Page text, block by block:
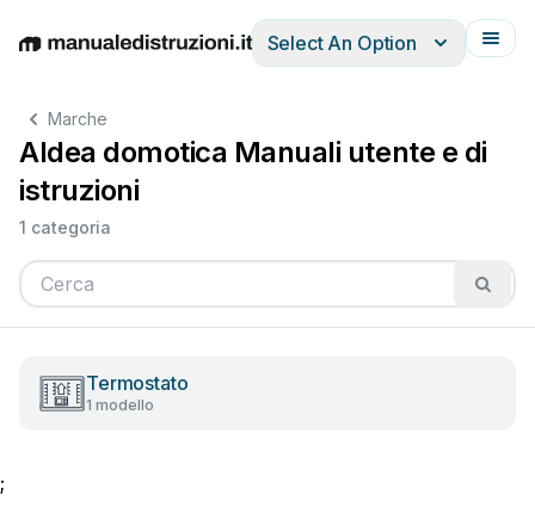
EnglishDeutschEspañolItalianoFrançais
Select An Option
Marche
Aldea domotica Manuali utente e di
istruzioni
1 categoria
Termostato
1 modello
;